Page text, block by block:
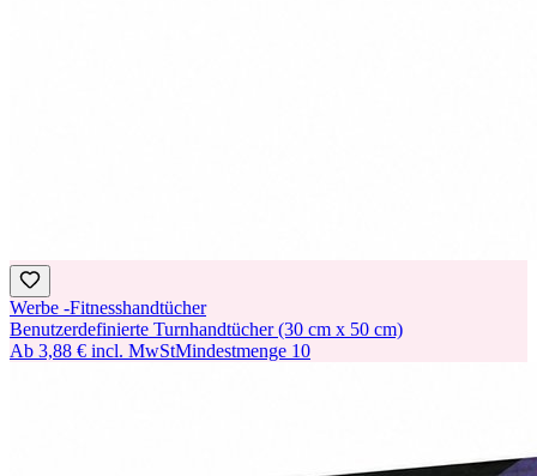
Werbe -Fitnesshandtücher
Benutzerdefinierte Turnhandtücher (30 cm x 50 cm)
Ab 3,88 € incl. MwStMindestmenge 10